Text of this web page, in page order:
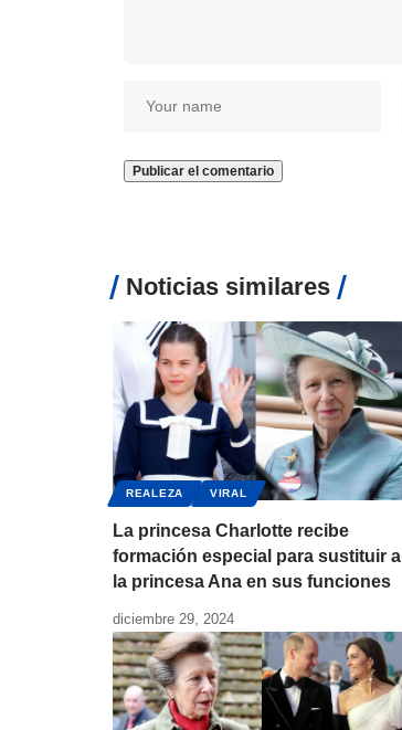
Noticias similares
REALEZA VIRAL
La princesa Charlotte recibe
formación especial para sustituir a
la princesa Ana en sus funciones
diciembre 29, 2024